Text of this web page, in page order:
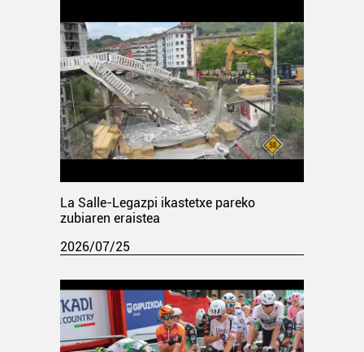
La Salle-Legazpi ikastetxe pareko
zubiaren eraistea
2026/07/25